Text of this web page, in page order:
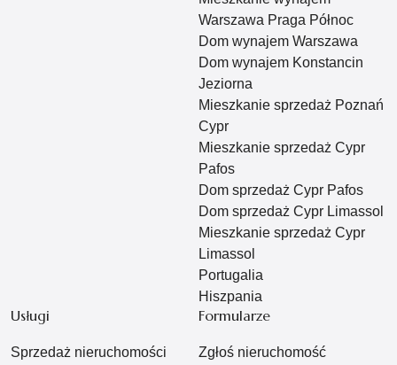
Warszawa Praga Północ
Dom wynajem Warszawa
Dom wynajem Konstancin
Jeziorna
Mieszkanie sprzedaż Poznań
Cypr
Mieszkanie sprzedaż Cypr
Pafos
Dom sprzedaż Cypr Pafos
Dom sprzedaż Cypr Limassol
Mieszkanie sprzedaż Cypr
Limassol
Portugalia
Hiszpania
Usługi
Sprzedaż nieruchomości
Formularze
Zgłoś nieruchomość